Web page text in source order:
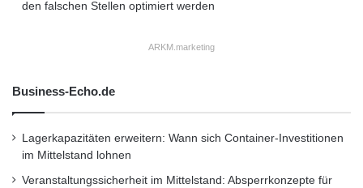
Geschwindigkeiten. War beim NEFZ bei 120
Stundenkilometern Schluss, werden die
beschleunigt. Gemessen wird in vier Phasen:
Stundenkilometer. Die
Durchschnittsgeschwindigkeit liegt mit knapp
den falschen Stellen optimiert werden
ARKM.marketing
Business-Echo.de
Lagerkapazitäten erweitern: Wann sich Container-Investitionen
im Mittelstand lohnen
Veranstaltungssicherheit im Mittelstand: Absperrkonzepte für